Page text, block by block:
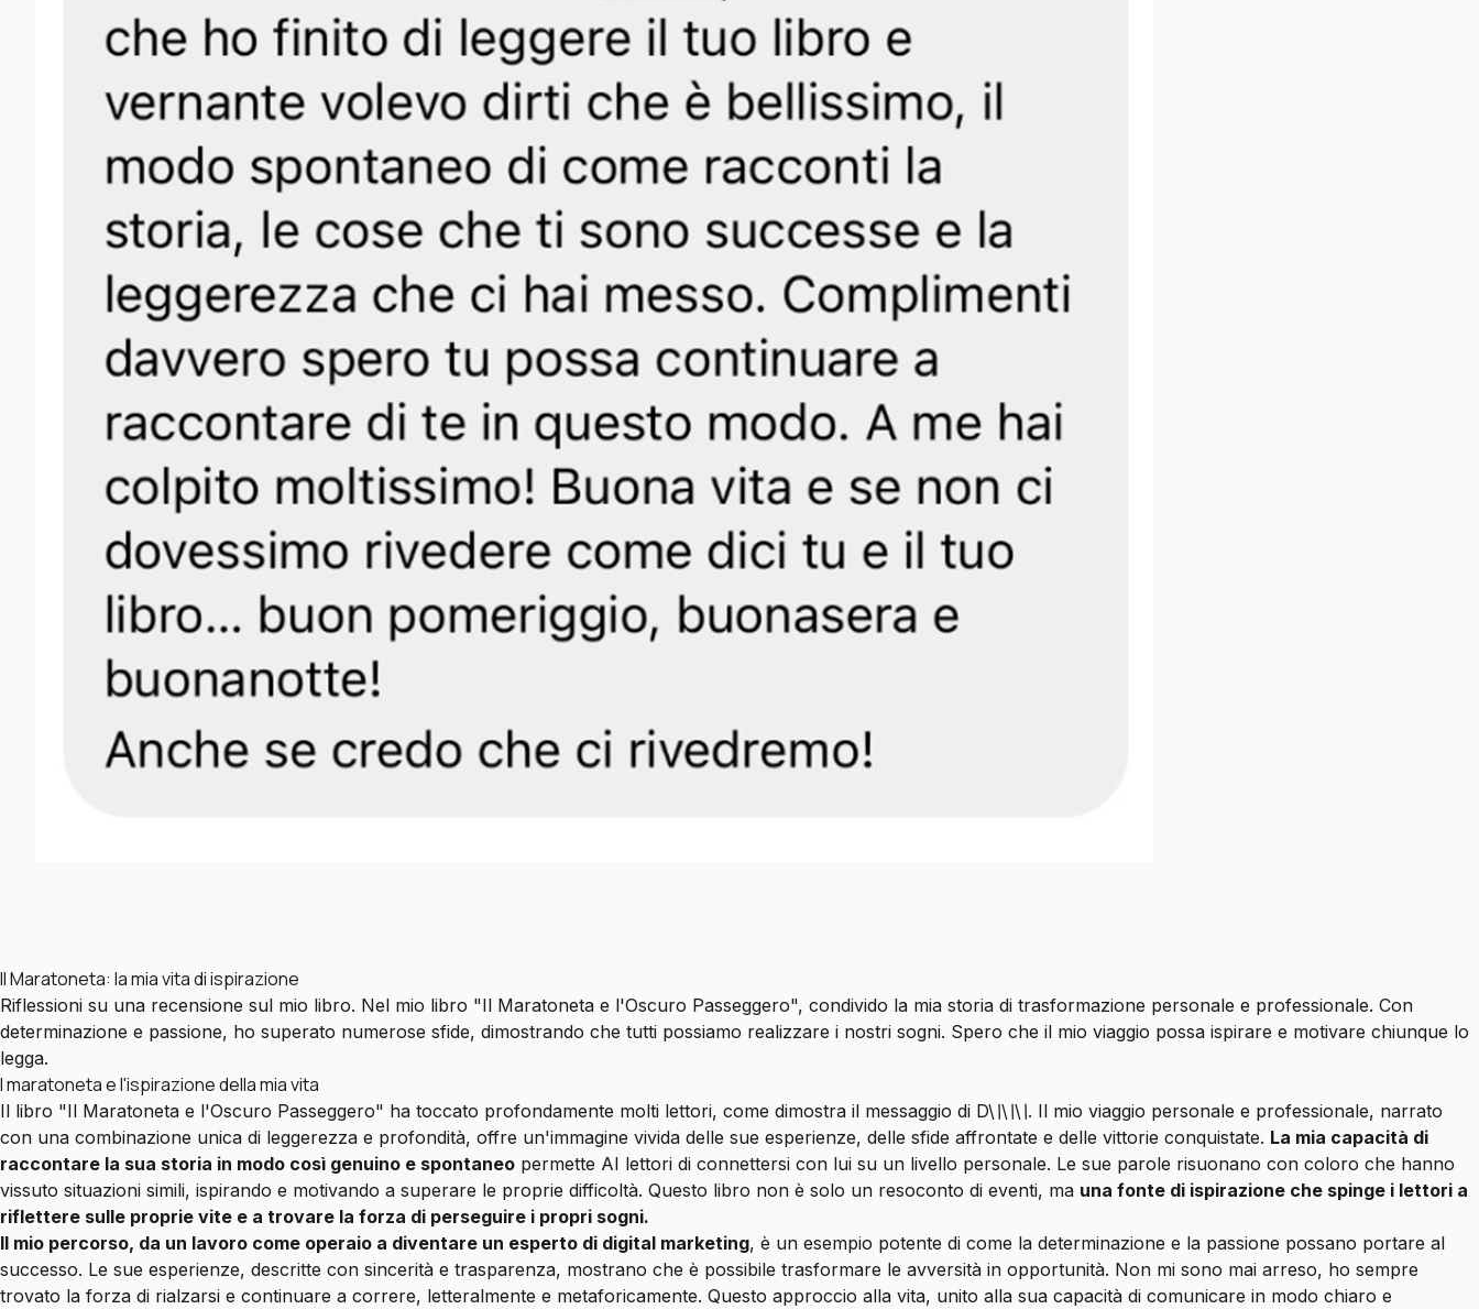
Il Maratoneta: la mia vita di ispirazione
Riflessioni su una recensione sul mio libro. Nel mio libro "Il Maratoneta e l'Oscuro Passeggero", condivido la mia storia di trasformazione personale e professionale. Con
determinazione e passione, ho superato numerose sfide, dimostrando che tutti possiamo realizzare i nostri sogni. Spero che il mio viaggio possa ispirare e motivare chiunque lo
legga.
l maratoneta e l'ispirazione della mia vita
Il libro "Il Maratoneta e l'Oscuro Passeggero" ha toccato profondamente molti lettori, come dimostra il messaggio di D\ \\ \\ \. Il mio viaggio personale e professionale, narrato
con una combinazione unica di leggerezza e profondità, offre un'immagine vivida delle sue esperienze, delle sfide affrontate e delle vittorie conquistate. La mia capacità di
raccontare la sua storia in modo così genuino e spontaneo permette AI lettori di connettersi con lui su un livello personale. Le sue parole risuonano con coloro che hanno
vissuto situazioni simili, ispirando e motivando a superare le proprie difficoltà. Questo libro non è solo un resoconto di eventi, ma una fonte di ispirazione che spinge i lettori a
riflettere sulle proprie vite e a trovare la forza di perseguire i propri sogni.
Il mio percorso, da un lavoro come operaio a diventare un esperto di digital marketing, è un esempio potente di come la determinazione e la passione possano portare al
successo. Le sue esperienze, descritte con sincerità e trasparenza, mostrano che è possibile trasformare le avversità in opportunità. Non mi sono mai arreso, ho sempre
trovato la forza di rialzarsi e continuare a correre, letteralmente e metaforicamente. Questo approccio alla vita, unito alla sua capacità di comunicare in modo chiaro e